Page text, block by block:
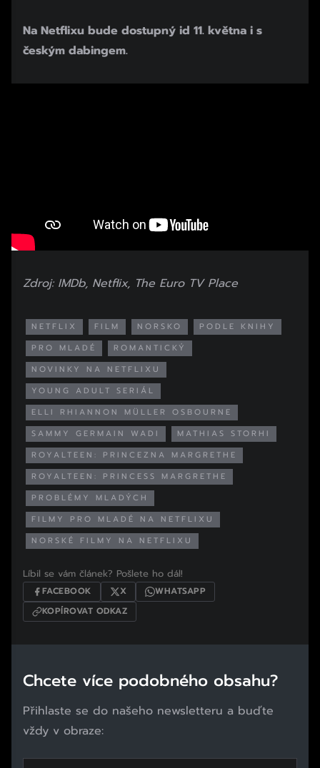
Na Netflixu bude dostupný id 11. května i s
českým dabingem.
Zdroj: IMDb, Netflix, The Euro TV Place
NETFLIX FILM NORSKO
PODLE KNIHY
PRO MLADÉ
ROMANTICKÝ
NOVINKY NA NETFLIXU
YOUNG ADULT SERIÁL
ELLI RHIANNON MÜLLER OSBOURNE
SAMMY GERMAIN WADI
MATHIAS STORHI
ROYALTEEN: PRINCEZNA MARGRETHE
ROYALTEEN: PRINCESS MARGRETHE
PROBLÉMY MLADÝCH
FILMY PRO MLADÉ NA NETFLIXU
NORSKÉ FILMY NA NETFLIXU
Líbil se vám článek? Pošlete ho dál!
FACEBOOK X
WHATSAPP
KOPÍROVAT ODKAZ
Chcete více podobného obsahu?
Přihlaste se do našeho newsletteru a buďte
vždy v obraze: